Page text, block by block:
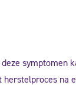
symptomen
na